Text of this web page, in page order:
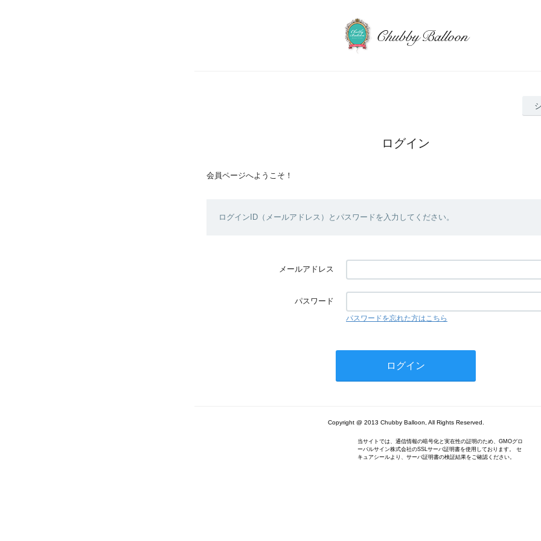
ログイン
会員ページへようこそ！
ログインID（メールアドレス）とパスワードを入力してください。
メールアドレス
パスワード
パスワードを忘れた方はこちら
Copyright @ 2013 Chubby Balloon, All Rights Reserved.
当サイトでは、通信情報の暗号化と実在性の証明のため、GMOグロ
ーバルサイン株式会社のSSLサーバ証明書を使用しております。 セ
キュアシールより、サーバ証明書の検証結果をご確認ください。